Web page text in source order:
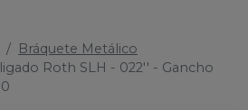
Bráquete Metálico
Roth SLH - 022'' - Gancho